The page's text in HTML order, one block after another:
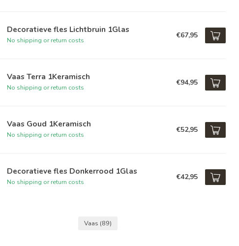
Decoratieve fles Lichtbruin 1Glas
No shipping or return costs
€67,95
Vaas Terra 1Keramisch
No shipping or return costs
€94,95
Vaas Goud 1Keramisch
No shipping or return costs
€52,95
Decoratieve fles Donkerrood 1Glas
No shipping or return costs
€42,95
Vaas (89)